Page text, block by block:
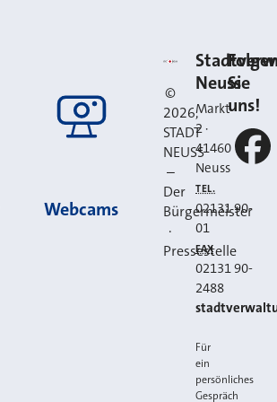
Webcams
Stadt Neuss
©
2026,
STADT
NEUSS
–
Der
Bürgermeister
·
Pressestelle
Neuss
Markt
2 ·
41460
Neuss
TEL.
02131 90-
01
FAX
02131 90-
2488
E-MAIL
Für
ein
persönliches
Gespräch
Sie
uns!